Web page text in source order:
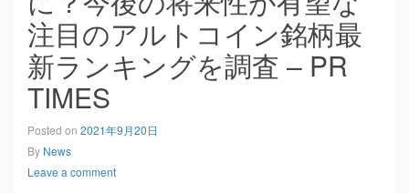
注目のアルトコイン銘柄最
新ランキングを調査 – PR
TIMES
Posted on 2021年9月20日
By News
Leave a comment